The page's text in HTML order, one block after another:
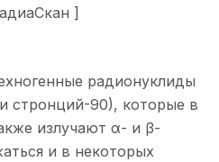
]
радионуклиды
стронций-90), которые в
излучают α- и β-
и в некоторых